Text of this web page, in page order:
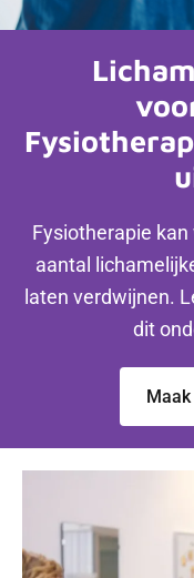
Fysiotherapie
aantal
laten verdwijnen.
dit